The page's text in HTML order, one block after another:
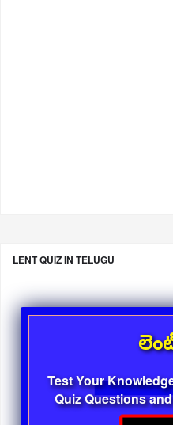
LENT QUIZ IN TELUGU
Test Your
Quiz Questions